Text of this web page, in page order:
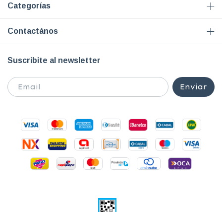
Categorías
Contactános
Suscribite al newsletter